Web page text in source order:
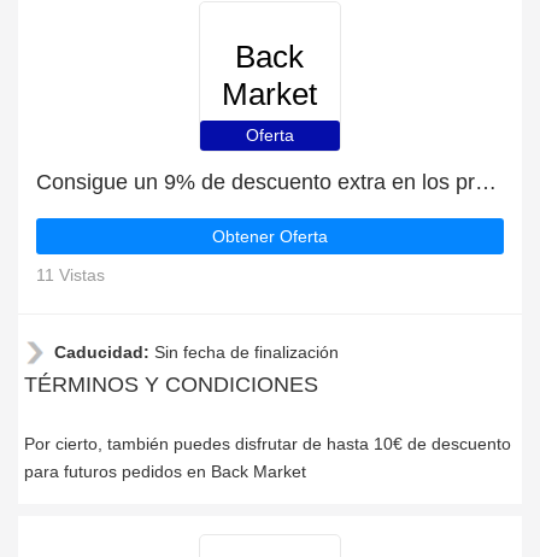
Back
Market
Oferta
Consigue un 9% de descuento extra en los productos de Back Market
Obtener Oferta
11 Vistas
Caducidad: Sin fecha de finalización
TÉRMINOS Y CONDICIONES
Por cierto, también puedes disfrutar de hasta 10€ de descuento
para futuros pedidos en Back Market